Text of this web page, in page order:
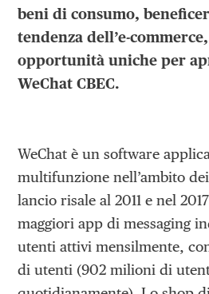
beni di consumo,
tendenza dell’e-
opportunità uniche per
WeChat CBEC.
WeChat è un software
multifunzione nell’ambito
lancio risale al 2011 e nel
maggiori app di messaging
utenti attivi mensilmente,
di utenti (902 milioni di